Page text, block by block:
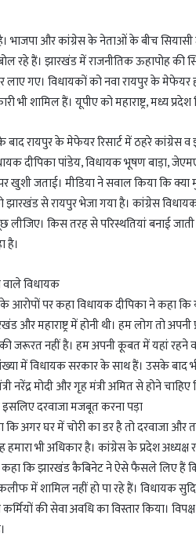
भाजपा और कांग्रेस के नेताओं के बीच
रहे हैं। झारखंड में राजनीतिक ऊहापोह की
गए। विधायकों को नवा रायपुर के
भी शामिल हैं। यूपीए को महाराष्ट्र, मध्य
रायपुर के मेफेयर रिसार्ट में ठहरे कांग्रेस व
दीपिका पांडेय, विधायक भूषण बाड़ा,
जताई। मीडिया ने सवाल किया कि क्या
से रायपुर भेजा गया है। कांग्रेस
लीजिए। किस तरह से परिस्थतियां बनाई
है।
विधायक
के आरोपों पर कहा विधायक दीपिका ने कहा
और महाराष्ट्र में होनी थी। हम लोग तो
जरूरत नहीं है। हम अपनी कूबत में यहां रहने
में विधायक सरकार के साथ हैं। उसके बाद
नरेंद्र मोदी और गृह मंत्री अमित से होने
इसलिए दरवाजा मजबूत करना पड़ा
कि अगर घर में चोरी का डर है तो दरवाजा
भी अधिकार है। कांग्रेस के प्रदेश
कहा कि झारखंड कैबिनेट ने ऐसे फैसले लिए हैं
में शामिल नहीं हो पा रहे हैं। विधायक
की सेवा अवधि का विस्तार किया।